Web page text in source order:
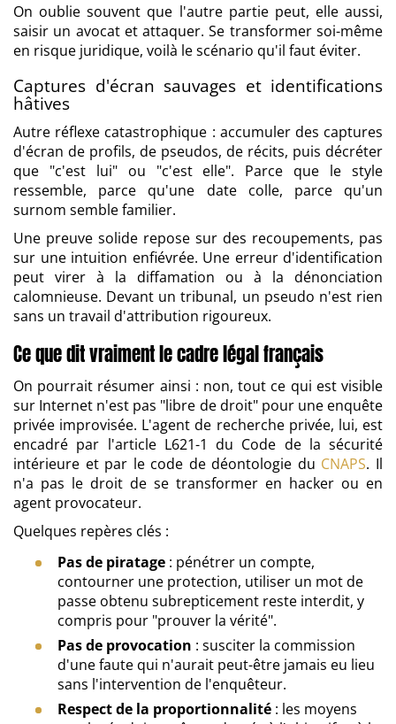
On oublie souvent que l'autre partie peut, elle aussi,
saisir un avocat et attaquer. Se transformer soi-même
en risque juridique, voilà le scénario qu'il faut éviter.
Captures d'écran sauvages et identifications
hâtives
Autre réflexe catastrophique : accumuler des captures
d'écran de profils, de pseudos, de récits, puis décréter
que "c'est lui" ou "c'est elle". Parce que le style
ressemble, parce qu'une date colle, parce qu'un
surnom semble familier.
Une preuve solide repose sur des recoupements, pas
sur une intuition enfiévrée. Une erreur d'identification
peut virer à la diffamation ou à la dénonciation
calomnieuse. Devant un tribunal, un pseudo n'est rien
sans un travail d'attribution rigoureux.
Ce que dit vraiment le cadre légal français
On pourrait résumer ainsi : non, tout ce qui est visible
sur Internet n'est pas "libre de droit" pour une enquête
privée improvisée. L'agent de recherche privée, lui, est
encadré par l'article L621-1 du Code de la sécurité
intérieure et par le code de déontologie du CNAPS. Il
n'a pas le droit de se transformer en hacker ou en
agent provocateur.
Quelques repères clés :
Pas de piratage : pénétrer un compte,
contourner une protection, utiliser un mot de
passe obtenu subrepticement reste interdit, y
compris pour "prouver la vérité".
Pas de provocation : susciter la commission
d'une faute qui n'aurait peut-être jamais eu lieu
sans l'intervention de l'enquêteur.
Respect de la proportionnalité : les moyens